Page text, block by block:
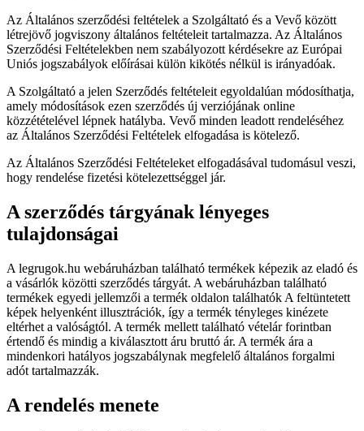
Az Általános szerződési feltételek a Szolgáltató és a Vevő között
létrejövő jogviszony általános feltételeit tartalmazza. Az Általános
Szerződési Feltételekben nem szabályozott kérdésekre az Európai
Uniós jogszabályok előírásai külön kikötés nélkül is irányadóak.
A Szolgáltató a jelen Szerződés feltételeit egyoldalúan módosíthatja,
amely módosítások ezen szerződés új verziójának online
közzétételével lépnek hatályba. Vevő minden leadott rendeléséhez
az Általános Szerződési Feltételek elfogadása is kötelező.
Az Általános Szerződési Feltételeket elfogadásával tudomásul veszi,
hogy rendelése fizetési kötelezettséggel jár.
A szerződés tárgyának lényeges
tulajdonságai
A legrugok.hu webáruházban található termékek képezik az eladó és
a vásárlók közötti szerződés tárgyát. A webáruházban található
termékek egyedi jellemzői a termék oldalon találhatók A feltüntetett
képek helyenként illusztrációk, így a termék tényleges kinézete
eltérhet a valóságtól. A termék mellett található vételár forintban
értendő és mindig a kiválasztott áru bruttó ár. A termék ára a
mindenkori hatályos jogszabálynak megfelelő általános forgalmi
adót tartalmazzák.
A rendelés menete